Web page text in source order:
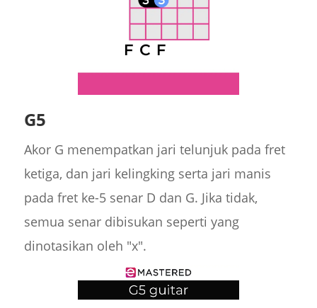
G5
Akor G menempatkan jari telunjuk pada fret
ketiga, dan jari kelingking serta jari manis
pada fret ke-5 senar D dan G. Jika tidak,
semua senar dibisukan seperti yang
dinotasikan oleh "x".